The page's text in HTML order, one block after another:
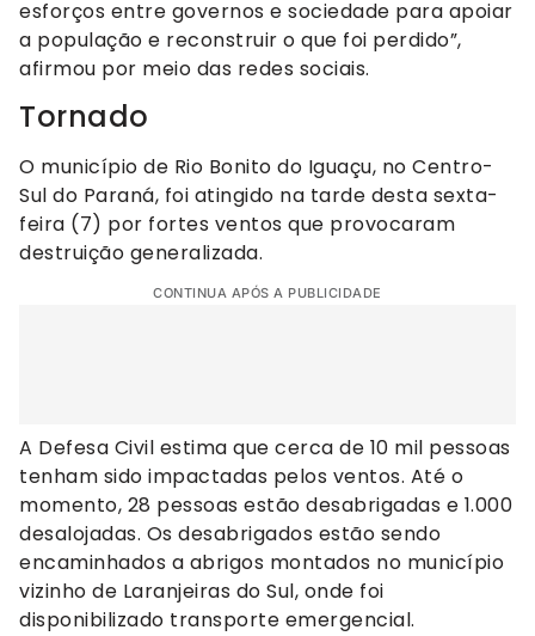
esforços entre governos e sociedade para apoiar
a população e reconstruir o que foi perdido”,
afirmou por meio das redes sociais.
Tornado
O município de Rio Bonito do Iguaçu, no Centro-
Sul do Paraná, foi atingido na tarde desta sexta-
feira (7) por fortes ventos que provocaram
destruição generalizada.
CONTINUA APÓS A PUBLICIDADE
A Defesa Civil estima que cerca de 10 mil pessoas
tenham sido impactadas pelos ventos. Até o
momento, 28 pessoas estão desabrigadas e 1.000
desalojadas. Os desabrigados estão sendo
encaminhados a abrigos montados no município
vizinho de Laranjeiras do Sul, onde foi
disponibilizado transporte emergencial.